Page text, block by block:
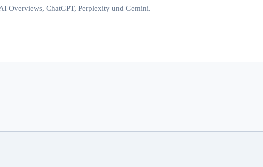
Overviews, ChatGPT, Perplexity und Gemini.